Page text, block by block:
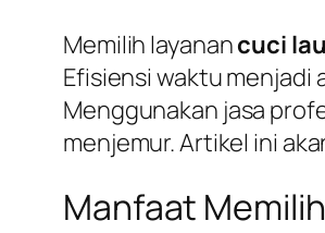
Memilih layanancuci
Efisiensi waktu menjadi
Menggunakan jasa
menjemur. Artikel ini
Manfaat